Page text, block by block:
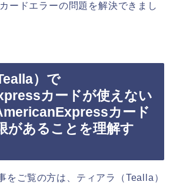
ードエラーの問題を解決できまし
）で
カードが使えない
カード
があることを理解す
をご覧の方は、ティアラ（Tealla）